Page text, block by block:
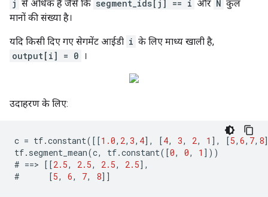
j से अधिक है जैसे कि segment_ids[j] == i और N कुल
मानों की संख्या है।
यदि किसी दिए गए सेगमेंट आईडी i के लिए माध्य खाली है,
output[i] = 0
।
उदाहरण के लिए:
c = tf.constant([[1.0, 2, 3, 4], [4, 3, 2, 1 ], [5, 6, 7, 8
tf. segment_mean(c, tf.constant([0, 0, 1 ]))
# ==> [[2.5, 2.5, 2.5, 2.5],
#
[5, 6, 7, 8]]